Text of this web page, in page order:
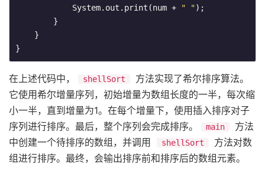
            System.out.print(num +
" ");
        }
    }
}
在上述代码中， shellSort
方法实现了希尔排序算法。
它使用希尔增量序列，初始增量为数组长度的一半，每次缩
小一半，直到增量为1。在每个增量下，使用插入排序对子
序列进行排序。最后，整个序列会完成排序。
main
方法
中创建一个待排序的数组，并调用
shellSort
方法对数
组进行排序。最终，会输出排序前和排序后的数组元素。